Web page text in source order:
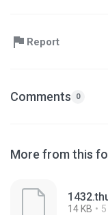
Report
Comments 0
More from this
14 KB